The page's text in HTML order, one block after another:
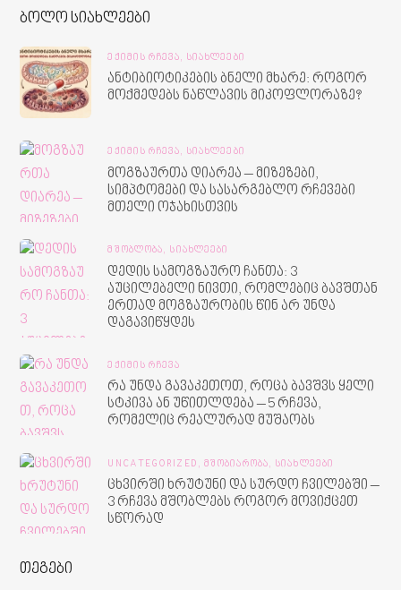
ბოლო სიახლეები
ᲔᲥᲘᲛᲘᲡ ᲠᲩᲔᲕᲐ, ᲡᲘᲐᲮᲚᲔᲔᲑᲘ
ანტიბიოტიკების ბნელი მხარე: როგორ
მოქმედებს ნაწლავის მიკოფლორაზე?
ᲔᲥᲘᲛᲘᲡ ᲠᲩᲔᲕᲐ, ᲡᲘᲐᲮᲚᲔᲔᲑᲘ
მოგზაურთა დიარეა – მიზეზები,
სიმპტომები და სასარგებლო რჩევები
მთელი ოჯახისთვის
ᲛᲨᲝᲑᲚᲝᲑᲐ, ᲡᲘᲐᲮᲚᲔᲔᲑᲘ
დედის სამოგზაურო ჩანთა: 3
აუცილებელი ნივთი, რომლებიც ბავშთან
ერთად მოგზაურობის წინ არ უნდა
დაგავიწყდეს
ᲔᲥᲘᲛᲘᲡ ᲠᲩᲔᲕᲐ
რა უნდა გავაკეთოთ, როცა ბავშვს ყელი
სტკივა ან უწითლდება – 5 რჩევა,
რომელიც რეალურად მუშაობს
UNCATEGORIZED, ᲛᲨᲝᲑᲘᲐᲠᲝᲑᲐ, ᲡᲘᲐᲮᲚᲔᲔᲑᲘ
ცხვირში ხრუტუნი და სურდო ჩვილებში –
3 რჩევა მშობლებს როგორ მოვიქცეთ
სწორად
თეგები